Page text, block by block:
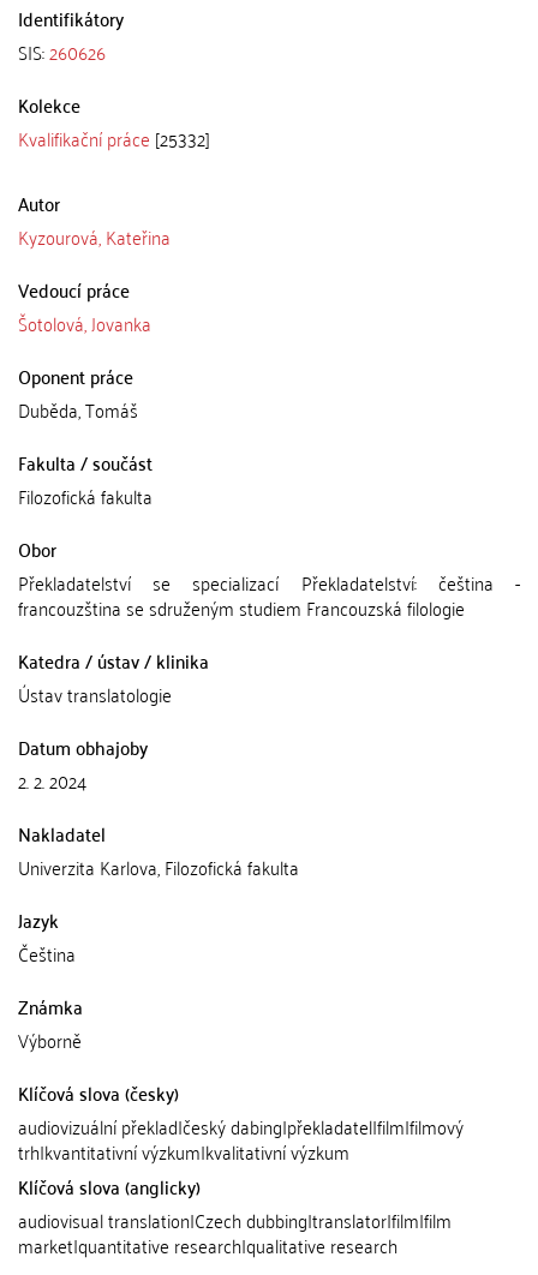
Identifikátory
SIS:260626
Kolekce
Kvalifikační práce [25332]
Autor
Kyzourová, Kateřina
Vedoucí práce
Šotolová, Jovanka
Oponent práce
Duběda, Tomáš
Fakulta / součást
Filozofická fakulta
Obor
Překladatelství se specializací Překladatelství: čeština -
francouzština se sdruženým studiem Francouzská filologie
Katedra / ústav / klinika
Ústav translatologie
Datum obhajoby
2. 2. 2024
Nakladatel
Univerzita Karlova, Filozofická fakulta
Jazyk
Čeština
Známka
Výborně
Klíčová slova (česky)
audiovizuální překlad|český dabing|překladatel|film|filmový
trh|kvantitativní výzkum|kvalitativní výzkum
Klíčová slova (anglicky)
audiovisual translation|Czech dubbing|translator|film|film
market|quantitative research|qualitative research